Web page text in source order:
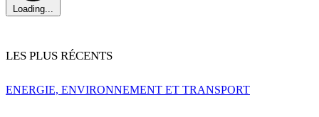
Loading...
LES PLUS RÉCENTS
ENERGIE, ENVIRONNEMENT ET TRANSPORT